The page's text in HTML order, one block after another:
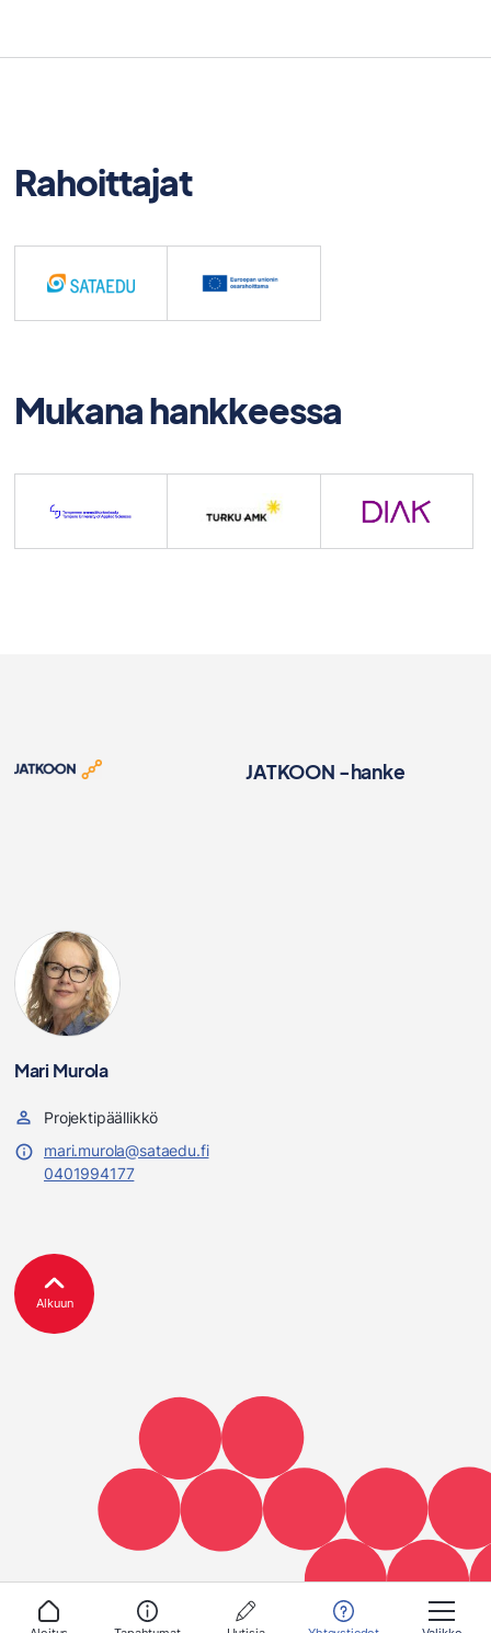
Rahoittajat
Mukana hankkeessa
JATKOON -hanke
Mari Murola
Projektipäällikkö
mari.murola@sataedu.fi
0401994177
Alkuun